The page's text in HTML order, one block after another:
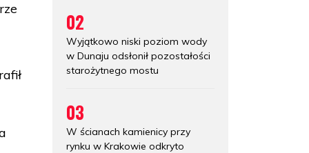
02
Wyjątkowo niski poziom wody
w Dunaju odsłonił pozostałości
starożytnego mostu
03
W ścianach kamienicy przy
rynku w Krakowie odkryto